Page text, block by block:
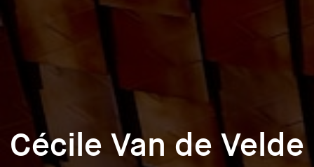
Cécile Van de Velde